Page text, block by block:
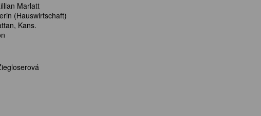
Marlatt
(Hauswirtschaft)
Kans.